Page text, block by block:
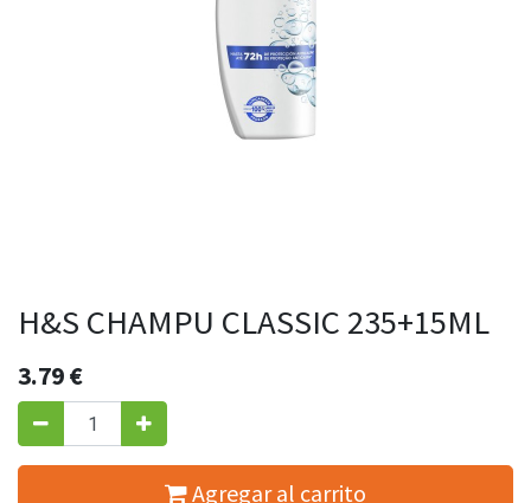
H&S CHAMPU CLASSIC 235+15ML
3.79€
Agregar al carrito